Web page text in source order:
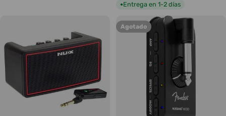
●Entrega en 1-2 días
Agotado